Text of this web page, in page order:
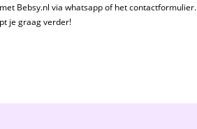
Bebsy.nl via whatsapp of het contactformulier.
je graag verder!